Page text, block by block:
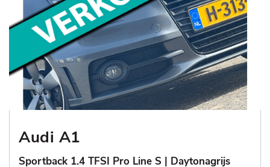
Audi A1
Sportback 1.4 TFSI Pro Line S | Daytonagrijs